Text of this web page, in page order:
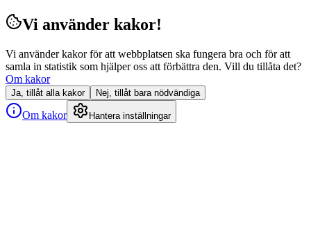
Vi använder kakor!
Vi använder kakor för att webbplatsen ska fungera bra och för att
samla in statistik som hjälper oss att förbättra den. Vill du tillåta det?
Om kakor
Ja, tillåt alla kakor Nej, tillåt bara nödvändiga
Om kakor Hantera inställningar